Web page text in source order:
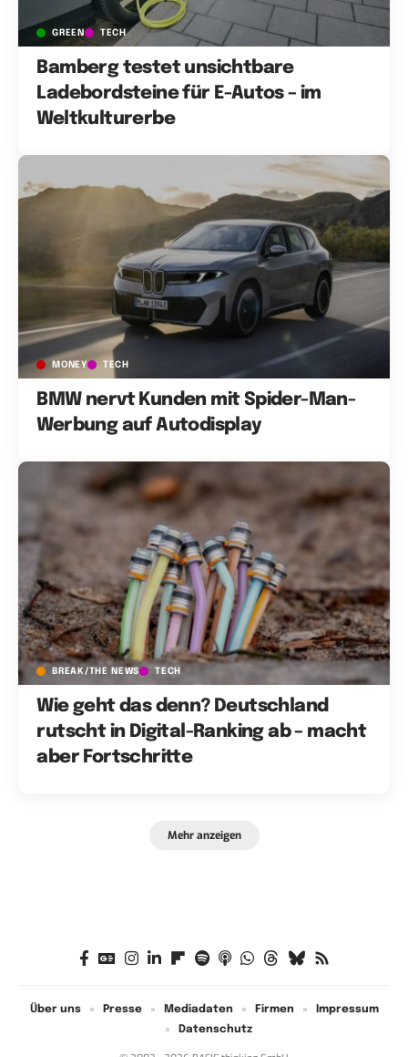
GREEN TECH
Bamberg testet unsichtbare
Ladebordsteine für E-Autos – im
Weltkulturerbe
MONEY TECH
BMW nervt Kunden mit Spider-Man-
Werbung auf Autodisplay
BREAK/THE NEWS TECH
Wie geht das denn? Deutschland
rutscht in Digital-Ranking ab – macht
aber Fortschritte
Mehr anzeigen
Über uns Presse Mediadaten Firmen
Impressum
Datenschutz